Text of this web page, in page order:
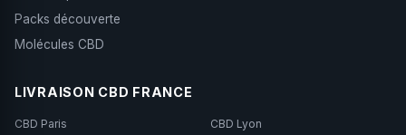
Packs découverte
Molécules CBD
LIVRAISON CBD FRANCE
CBD Paris
CBD Lyon